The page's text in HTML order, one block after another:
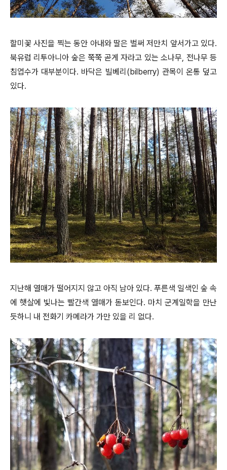
할미꽃 사진을 찍는 동안 아내와 딸은 벌써 저만치 앞서가고 있다.
북유럽 리투아니아 숲은 쭉쭉 곧게 자라고 있는 소나무, 전나무 등
침엽수가 대부분이다. 바닥은 빌베리(bilberry) 관목이 온통 덮고
있다.
지난해 열매가 떨어지지 않고 아직 남아 있다. 푸른색 일색인 숲 속
에 햇살에 빛나는 빨간색 열매가 돋보인다. 마치 군계일학을 만난
듯하니 내 전화기 카메라가 가만 있을 리 없다.